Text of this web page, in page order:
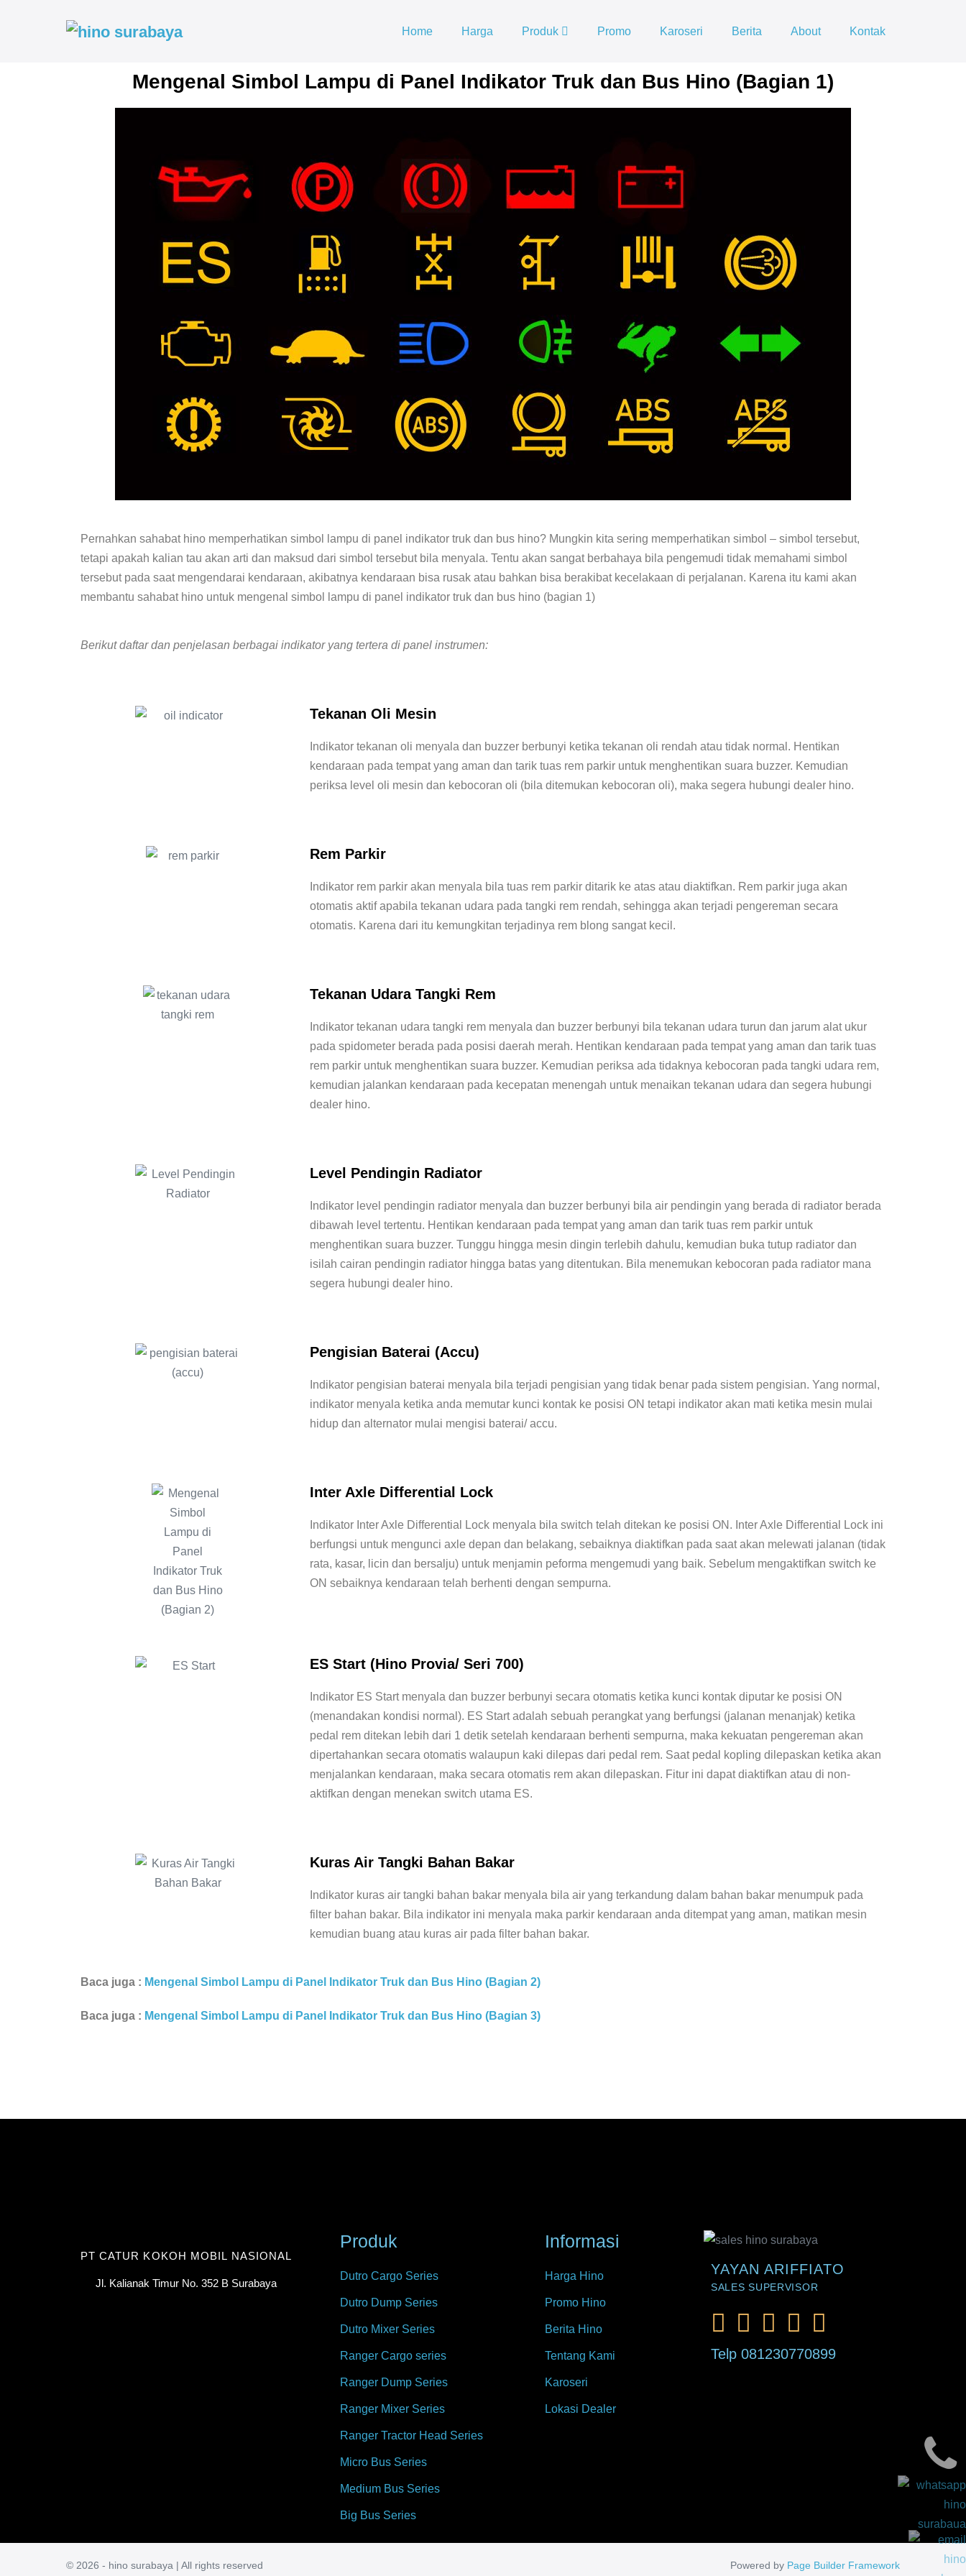
Home Harga Produk Promo Karoseri Berita About Kontak
Mengenal Simbol Lampu di Panel Indikator Truk dan Bus Hino (Bagian 1)
Pernahkan sahabat hino memperhatikan simbol lampu di panel indikator truk dan bus hino? Mungkin kita sering memperhatikan simbol – simbol tersebut,
tetapi apakah kalian tau akan arti dan maksud dari simbol tersebut bila menyala. Tentu akan sangat berbahaya bila pengemudi tidak memahami simbol
tersebut pada saat mengendarai kendaraan, akibatnya kendaraan bisa rusak atau bahkan bisa berakibat kecelakaan di perjalanan. Karena itu kami akan
membantu sahabat hino untuk mengenal simbol lampu di panel indikator truk dan bus hino (bagian 1)
Berikut daftar dan penjelasan berbagai indikator yang tertera di panel instrumen:
Tekanan Oli Mesin
Indikator tekanan oli menyala dan buzzer berbunyi ketika tekanan oli rendah atau tidak normal. Hentikan
kendaraan pada tempat yang aman dan tarik tuas rem parkir untuk menghentikan suara buzzer. Kemudian
periksa level oli mesin dan kebocoran oli (bila ditemukan kebocoran oli), maka segera hubungi dealer hino.
Rem Parkir
Indikator rem parkir akan menyala bila tuas rem parkir ditarik ke atas atau diaktifkan. Rem parkir juga akan
otomatis aktif apabila tekanan udara pada tangki rem rendah, sehingga akan terjadi pengereman secara
otomatis. Karena dari itu kemungkitan terjadinya rem blong sangat kecil.
Tekanan Udara Tangki Rem
Indikator tekanan udara tangki rem menyala dan buzzer berbunyi bila tekanan udara turun dan jarum alat ukur
pada spidometer berada pada posisi daerah merah. Hentikan kendaraan pada tempat yang aman dan tarik tuas
rem parkir untuk menghentikan suara buzzer. Kemudian periksa ada tidaknya kebocoran pada tangki udara rem,
kemudian jalankan kendaraan pada kecepatan menengah untuk menaikan tekanan udara dan segera hubungi
dealer hino.
Level Pendingin Radiator
Indikator level pendingin radiator menyala dan buzzer berbunyi bila air pendingin yang berada di radiator berada
dibawah level tertentu. Hentikan kendaraan pada tempat yang aman dan tarik tuas rem parkir untuk
menghentikan suara buzzer. Tunggu hingga mesin dingin terlebih dahulu, kemudian buka tutup radiator dan
isilah cairan pendingin radiator hingga batas yang ditentukan. Bila menemukan kebocoran pada radiator mana
segera hubungi dealer hino.
Pengisian Baterai (Accu)
Indikator pengisian baterai menyala bila terjadi pengisian yang tidak benar pada sistem pengisian. Yang normal,
indikator menyala ketika anda memutar kunci kontak ke posisi ON tetapi indikator akan mati ketika mesin mulai
hidup dan alternator mulai mengisi baterai/ accu.
Inter Axle Differential Lock
Indikator Inter Axle Differential Lock menyala bila switch telah ditekan ke posisi ON. Inter Axle Differential Lock ini
berfungsi untuk mengunci axle depan dan belakang, sebaiknya diaktifkan pada saat akan melewati jalanan (tidak
rata, kasar, licin dan bersalju) untuk menjamin peforma mengemudi yang baik. Sebelum mengaktifkan switch ke
ON sebaiknya kendaraan telah berhenti dengan sempurna.
ES Start (Hino Provia/ Seri 700)
Indikator ES Start menyala dan buzzer berbunyi secara otomatis ketika kunci kontak diputar ke posisi ON
(menandakan kondisi normal). ES Start adalah sebuah perangkat yang berfungsi (jalanan menanjak) ketika
pedal rem ditekan lebih dari 1 detik setelah kendaraan berhenti sempurna, maka kekuatan pengereman akan
dipertahankan secara otomatis walaupun kaki dilepas dari pedal rem. Saat pedal kopling dilepaskan ketika akan
menjalankan kendaraan, maka secara otomatis rem akan dilepaskan. Fitur ini dapat diaktifkan atau di non-
aktifkan dengan menekan switch utama ES.
Kuras Air Tangki Bahan Bakar
Indikator kuras air tangki bahan bakar menyala bila air yang terkandung dalam bahan bakar menumpuk pada
filter bahan bakar. Bila indikator ini menyala maka parkir kendaraan anda ditempat yang aman, matikan mesin
kemudian buang atau kuras air pada filter bahan bakar.
Baca juga : Mengenal Simbol Lampu di Panel Indikator Truk dan Bus Hino (Bagian 2)
Baca juga : Mengenal Simbol Lampu di Panel Indikator Truk dan Bus Hino (Bagian 3)
PT CATUR KOKOH MOBIL NASIONAL
Jl. Kalianak Timur No. 352 B Surabaya
Produk
Dutro Cargo Series
Dutro Dump Series
Dutro Mixer Series
Ranger Cargo series
Ranger Dump Series
Ranger Mixer Series
Ranger Tractor Head Series
Micro Bus Series
Medium Bus Series
Big Bus Series
Informasi
Harga Hino
Promo Hino
Berita Hino
Tentang Kami
Karoseri
Lokasi Dealer
YAYAN ARIFFIATO
SALES SUPERVISOR
Telp 081230770899
© 2026 - hino surabaya | All rights reserved Powered by Page Builder Framework